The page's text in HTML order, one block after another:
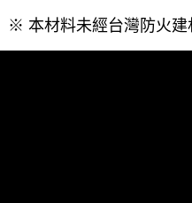
※ 本材料未經台灣防火建